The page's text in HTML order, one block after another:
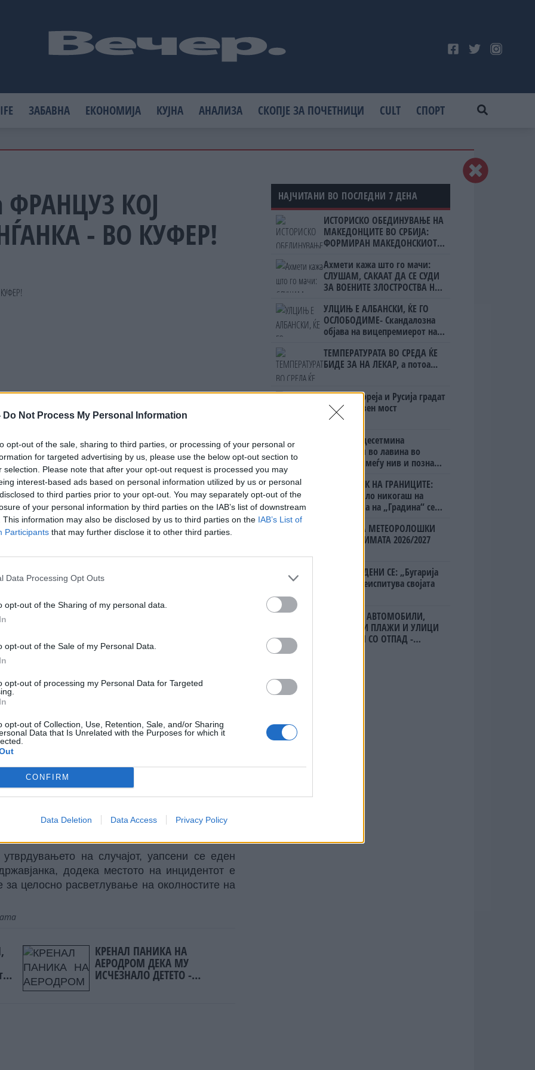
Do Not Process My Personal Information
opt-out of the sale, sharing to third parties, or processing of your personal or
for targeted advertising by us, please use the below opt-out section to
selection. Please note that after your opt-out request is processed you may
interest-based ads based on personal information utilized by us or personal
to third parties prior to your opt-out. You may separately opt-out of the
of your personal information by third parties on the IAB’s list of downstream
This information may also be disclosed by us to third parties on the IAB’s List of
Participants that may further disclose it to other third parties.
Data Processing Opt Outs
opt-out of the Sharing of my personal data.
opt-out of the Sale of my Personal Data.
opt-out of processing my Personal Data for Targeted
opt-out of Collection, Use, Retention, Sale, and/or Sharing
Data that Is Unrelated with the Purposes for which it
CONFIRM
Data Deletion Data Access Privacy Policy
ЗАБАВНА ЕКОНОМИЈА КУЈНА АНАЛИЗА СКОПЈЕ ЗА ПОЧЕТНИЦИ CULT СПОРТ
ФРАНЦУЗ КОЈ
- ВО КУФЕР!
на граничниот премин Муриќани,
на тајландски државјанин од
Том Хак, 26 години, со француско
ЗЕЛЕНСКИ ДОАЃА НА ГОСТИ
КАЈ ВУЧИЌ ВО БЕЛГРАД, ОВАА
албанскиот граничен премин Муриќани,
куфер на задното седиште, во кој
Се сомнева дека е направен обид за
на Република Албанија.
дека намерата на французинот била да ја
преку територијата на Црна Гора, а потоа и
избегнувајќи ги законските процедури за
на случајот, уапсени се еден
додека местото на инцидентот е
за целосно расветлување на околностите на
КРЕНАЛ ПАНИКА НА
АЕРОДРОМ ДЕКА МУ
ИСЧЕЗНАЛО ДЕТЕТО -
Испаднало дека го
НАЈЧИТАНИ ВО ПОСЛЕДНИ 7 ДЕНА
ИСТОРИСКО ОБЕДИНУВАЊЕ НА
МАКЕДОНЦИТЕ ВО СРБИЈА:
ФОРМИРАН МАКЕДОНСКИОТ
Ахмети кажа што го мачи:
СЛУШАМ, САКААТ ДА СЕ СУДИ
ЗА ВОЕНИТЕ ЗЛОСТРОСТВА НА
УЛЦИЊ Е АЛБАНСКИ, ЌЕ ГО
ОСЛОБОДИМЕ- Скандалозна
објава на вицепремиерот на
ТЕМПЕРАТУРАТА ВО СРЕДА ЌЕ
БИДЕ ЗА НА ЛЕКАР, а потоа...
Северна Кореја и Русија градат
мистериозен мост
Исчезнаа десетмина
алпинисти во лавина во
Пакистан- меѓу нив и познат
БЕЛ ШТРАЈК НА ГРАНИЦИТЕ:
Вака не било никогаш на
„Евзони“, а на „Градина“ се
СЕ СПРЕМА МЕТЕОРОЛОШКИ
ХАОС ЗА ЗИМАТА 2026/2027
ПРЕДУПРЕДЕНИ СЕ: „Бугарија
итно ја преиспитува својата
ИЗГОРЕНИ АВТОМОБИЛИ,
ЗАТВОРЕНИ ПЛАЖИ И УЛИЦИ
ПРЕПОЛНИ СО ОТПАД -